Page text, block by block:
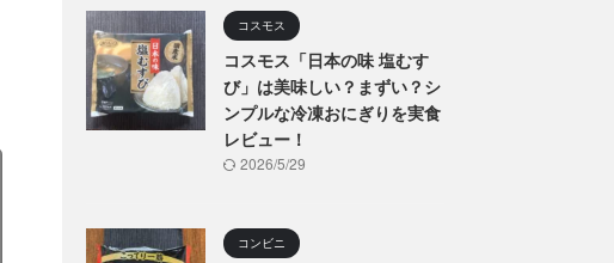
コスモス
コスモス「日本の味 塩むす
び」は美味しい？まずい？シ
ンプルな冷凍おにぎりを実食
レビュー！
2026/5/29
コンビニ